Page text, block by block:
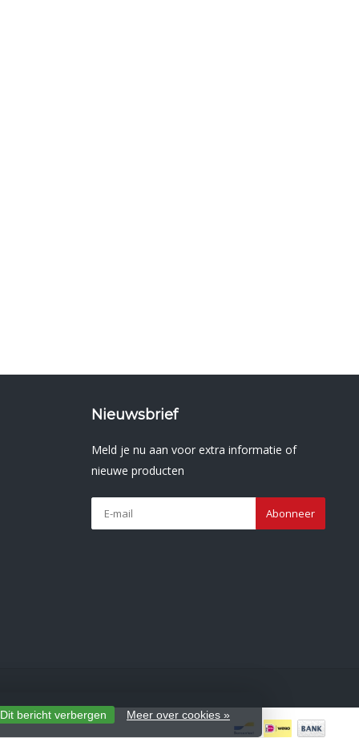
Nieuwsbrief
Meld je nu aan voor extra informatie of
nieuwe producten
Abonneer
Dit bericht verbergen Meer over cookies »